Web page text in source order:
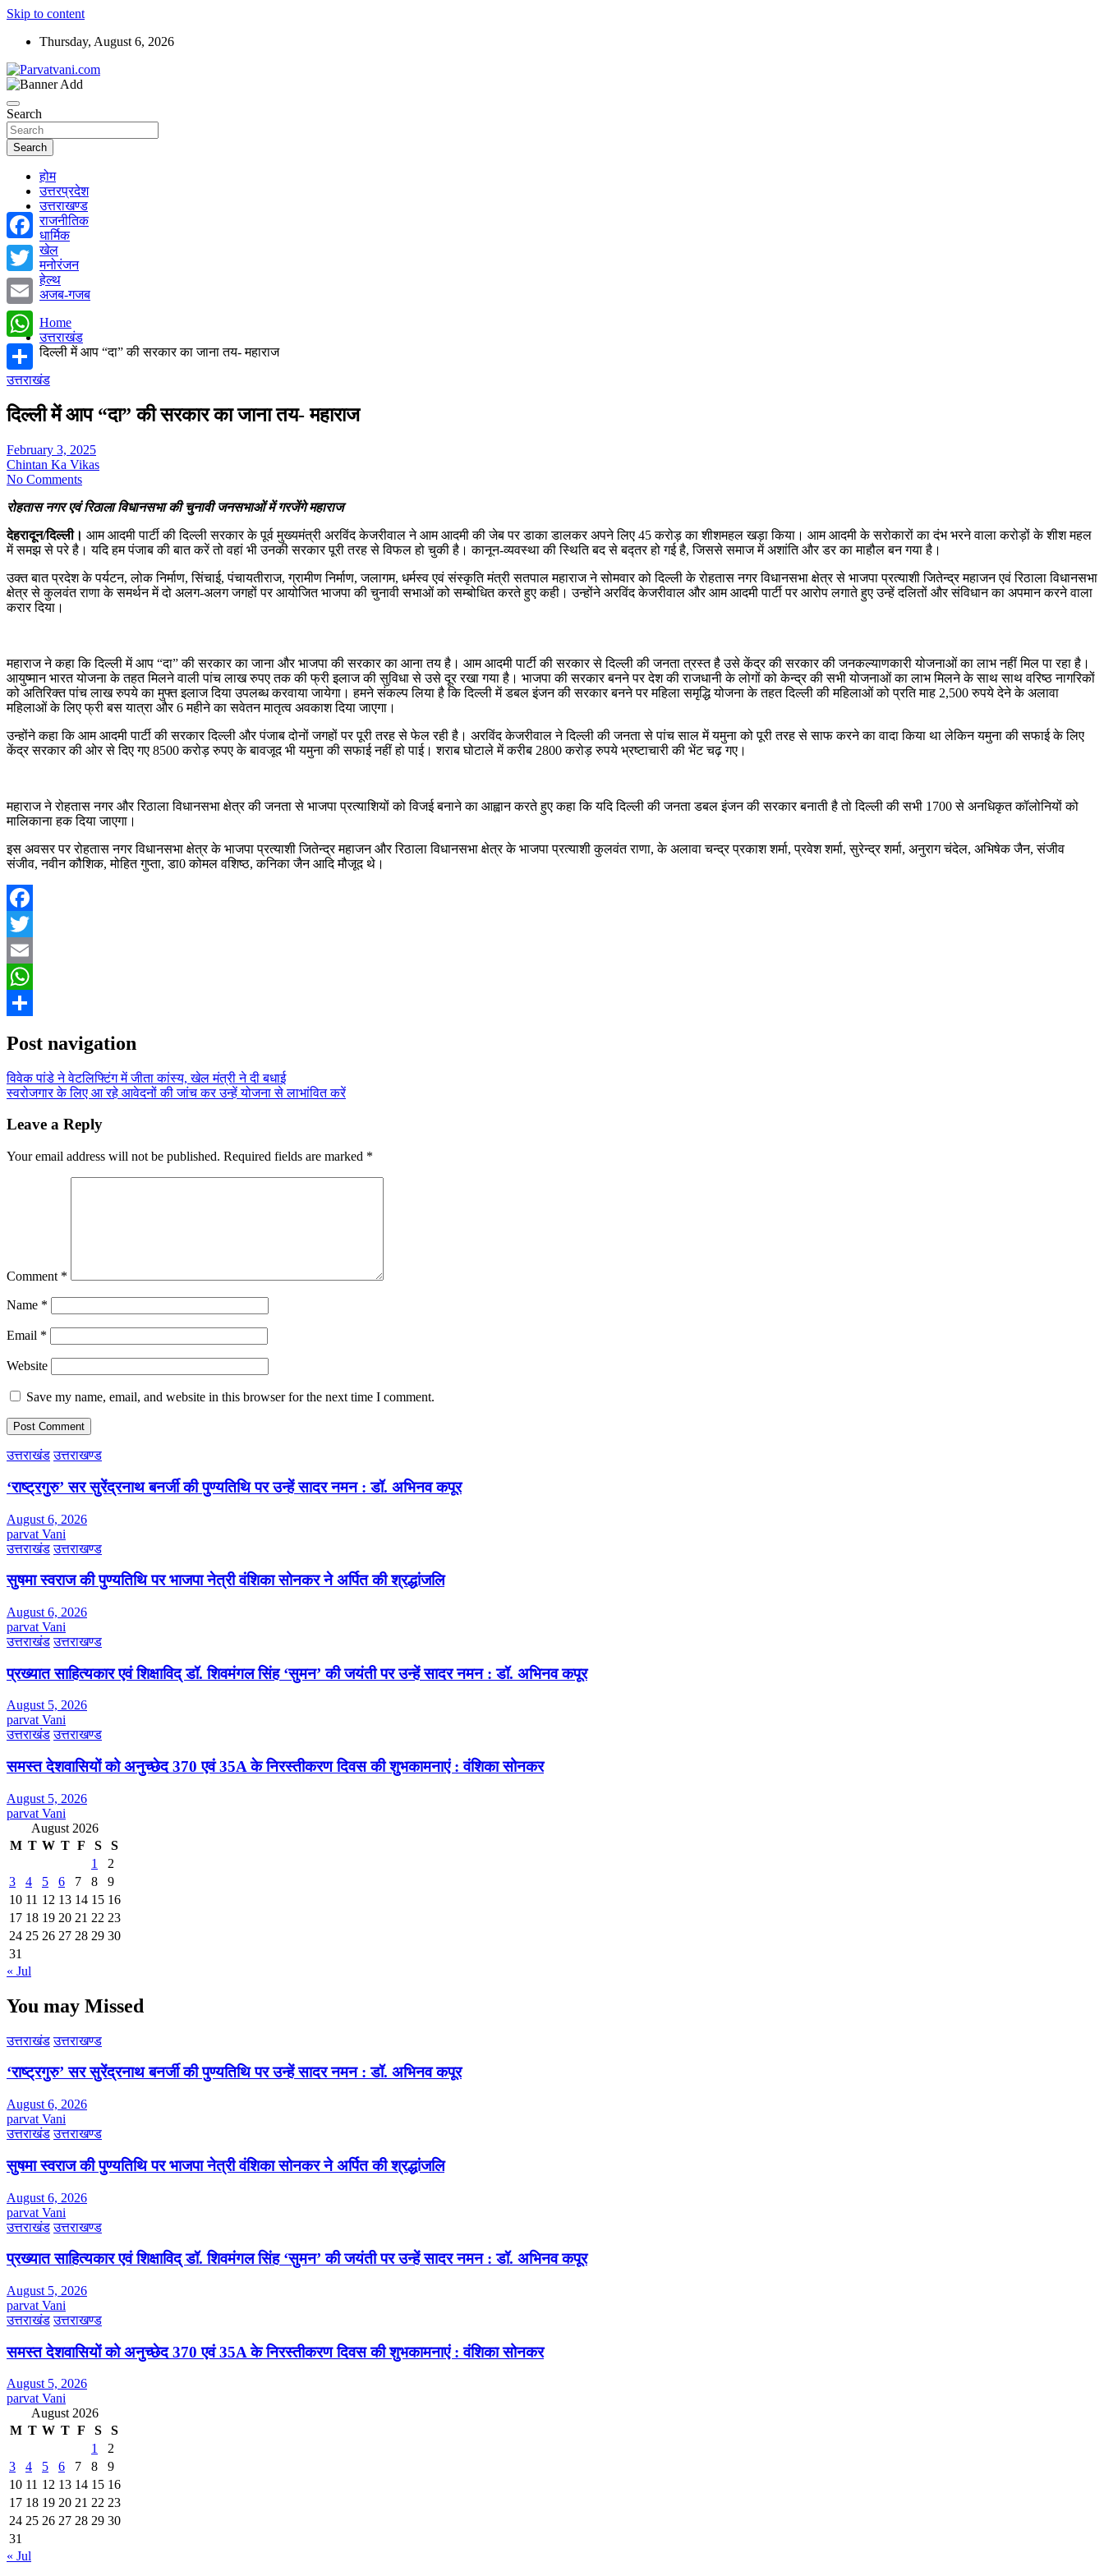
Skip to content
Thursday, August 6, 2026
Parvatvani.com
Search
Search
होम
उत्तरप्रदेश
उत्तराखण्ड
राजनीतिक
धार्मिक
खेल
मनोरंजन
हेल्थ
अजब-गजब
Home
उत्तराखंड
दिल्ली में आप “दा” की सरकार का जाना तय- महाराज
उत्तराखंड
दिल्ली में आप “दा” की सरकार का जाना तय- महाराज
February 3, 2025
Chintan Ka Vikas
No Comments
रोहतास नगर एवं रिठाला विधानसभा की चुनावी जनसभाओं में गरजेंगे महाराज
देहरादून/दिल्ली। आम आदमी पार्टी की दिल्ली सरकार के पूर्व मुख्यमंत्री अरविंद केजरीवाल ने आम आदमी की जेब पर डाका डालकर अपने लिए 45 करोड़ का शीशमहल खड़ा किया। आम आदमी के सरोकारों का दंभ भरने वाला करोड़ों के शीश महल
में समझ से परे है। यदि हम पंजाब की बात करें तो वहां भी उनकी सरकार पूरी तरह से विफल हो चुकी है। कानून-व्यवस्था की स्थिति बद से बद्तर हो गई है, जिससे समाज में अशांति और डर का माहौल बन गया है।
उक्त बात प्रदेश के पर्यटन, लोक निर्माण, सिंचाई, पंचायतीराज, ग्रामीण निर्माण, जलागम, धर्मस्व एवं संस्कृति मंत्री सतपाल महाराज ने सोमवार को दिल्ली के रोहतास नगर विधानसभा क्षेत्र से भाजपा प्रत्याशी जितेन्द्र महाजन एवं रिठाला विधानसभा
क्षेत्र से कुलवंत राणा के समर्थन में दो अलग-अलग जगहों पर आयोजित भाजपा की चुनावी सभाओं को सम्बोधित करते हुए कही। उन्होंने अरविंद केजरीवाल और आम आदमी पार्टी पर आरोप लगाते हुए उन्हें दलितों और संविधान का अपमान करने वाला
करार दिया।
महाराज ने कहा कि दिल्ली में आप “दा” की सरकार का जाना और भाजपा की सरकार का आना तय है। आम आदमी पार्टी की सरकार से दिल्ली की जनता त्रस्त है उसे केंद्र की सरकार की जनकल्याणकारी योजनाओं का लाभ नहीं मिल पा रहा है।
आयुष्मान भारत योजना के तहत मिलने वाली पांच लाख रुपए तक की फ्री इलाज की सुविधा से उसे दूर रखा गया है। भाजपा की सरकार बनने पर देश की राजधानी के लोगों को केन्द्र की सभी योजनाओं का लाभ मिलने के साथ साथ वरिष्ठ नागरिकों
को अतिरिक्त पांच लाख रुपये का मुफ्त इलाज दिया उपलब्ध करवाया जायेगा। हमने संकल्प लिया है कि दिल्ली में डबल इंजन की सरकार बनने पर महिला समृद्धि योजना के तहत दिल्ली की महिलाओं को प्रति माह 2,500 रुपये देने के अलावा
महिलाओं के लिए फ्री बस यात्रा और 6 महीने का सवेतन मातृत्व अवकाश दिया जाएगा।
उन्होंने कहा कि आम आदमी पार्टी की सरकार दिल्ली और पंजाब दोनों जगहों पर पूरी तरह से फेल रही है। अरविंद केजरीवाल ने दिल्ली की जनता से पांच साल में यमुना को पूरी तरह से साफ करने का वादा किया था लेकिन यमुना की सफाई के लिए
केंद्र सरकार की ओर से दिए गए 8500 करोड़ रुपए के बावजूद भी यमुना की सफाई नहीं हो पाई। शराब घोटाले में करीब 2800 करोड़ रुपये भ्रष्टाचारी की भेंट चढ़ गए।
महाराज ने रोहतास नगर और रिठाला विधानसभा क्षेत्र की जनता से भाजपा प्रत्याशियों को विजई बनाने का आह्वान करते हुए कहा कि यदि दिल्ली की जनता डबल इंजन की सरकार बनाती है तो दिल्ली की सभी 1700 से अनधिकृत कॉलोनियों को
मालिकाना हक दिया जाएगा।
इस अवसर पर रोहतास नगर विधानसभा क्षेत्र के भाजपा प्रत्याशी जितेन्द्र महाजन और रिठाला विधानसभा क्षेत्र के भाजपा प्रत्याशी कुलवंत राणा, के अलावा चन्द्र प्रकाश शर्मा, प्रवेश शर्मा, सुरेन्द्र शर्मा, अनुराग चंदेल, अभिषेक जैन, संजीव
संजीव, नवीन कौशिक, मोहित गुप्ता, डा0 कोमल वशिष्ठ, कनिका जैन आदि मौजूद थे।
Facebook
Twitter
Email
WhatsApp
Post navigation
विवेक पांडे ने वेटलिफ्टिंग में जीता कांस्य, खेल मंत्री ने दी बधाई
स्वरोजगार के लिए आ रहे आवेदनों की जांच कर उन्हें योजना से लाभांवित करें
Leave a Reply
Your email address will not be published. Required fields are marked *
Comment *
Name *
Email *
Website
Save my name, email, and website in this browser for the next time I comment.
उत्तराखंड उत्तराखण्ड
‘राष्ट्रगुरु’ सर सुरेंद्रनाथ बनर्जी की पुण्यतिथि पर उन्हें सादर नमन : डॉ. अभिनव कपूर
August 6, 2026
parvat Vani
उत्तराखंड उत्तराखण्ड
सुषमा स्वराज की पुण्यतिथि पर भाजपा नेत्री वंशिका सोनकर ने अर्पित की श्रद्धांजलि
August 6, 2026
parvat Vani
उत्तराखंड उत्तराखण्ड
प्रख्यात साहित्यकार एवं शिक्षाविद् डॉ. शिवमंगल सिंह ‘सुमन’ की जयंती पर उन्हें सादर नमन : डॉ. अभिनव कपूर
August 5, 2026
parvat Vani
उत्तराखंड उत्तराखण्ड
समस्त देशवासियों को अनुच्छेद 370 एवं 35A के निरस्तीकरण दिवस की शुभकामनाएं : वंशिका सोनकर
August 5, 2026
parvat Vani
August 2026
M T W T F S
S
1
2
3
4 5 6 7 8
9
10 11 12 13 14 15 16
17 18 19 20 21 22 23
24 25 26 27 28 29 30
31
« Jul
You may Missed
उत्तराखंड उत्तराखण्ड
‘राष्ट्रगुरु’ सर सुरेंद्रनाथ बनर्जी की पुण्यतिथि पर उन्हें सादर नमन : डॉ. अभिनव कपूर
August 6, 2026
parvat Vani
उत्तराखंड उत्तराखण्ड
सुषमा स्वराज की पुण्यतिथि पर भाजपा नेत्री वंशिका सोनकर ने अर्पित की श्रद्धांजलि
August 6, 2026
parvat Vani
उत्तराखंड उत्तराखण्ड
प्रख्यात साहित्यकार एवं शिक्षाविद् डॉ. शिवमंगल सिंह ‘सुमन’ की जयंती पर उन्हें सादर नमन : डॉ. अभिनव कपूर
August 5, 2026
parvat Vani
उत्तराखंड उत्तराखण्ड
समस्त देशवासियों को अनुच्छेद 370 एवं 35A के निरस्तीकरण दिवस की शुभकामनाएं : वंशिका सोनकर
August 5, 2026
parvat Vani
August 2026
M T W T F S
S
1
2
3
4 5 6 7 8
9
10 11 12 13 14 15 16
17 18 19 20 21 22 23
24 25 26 27 28 29 30
31
« Jul
Facebook
Twitter
Email
WhatsApp
Share